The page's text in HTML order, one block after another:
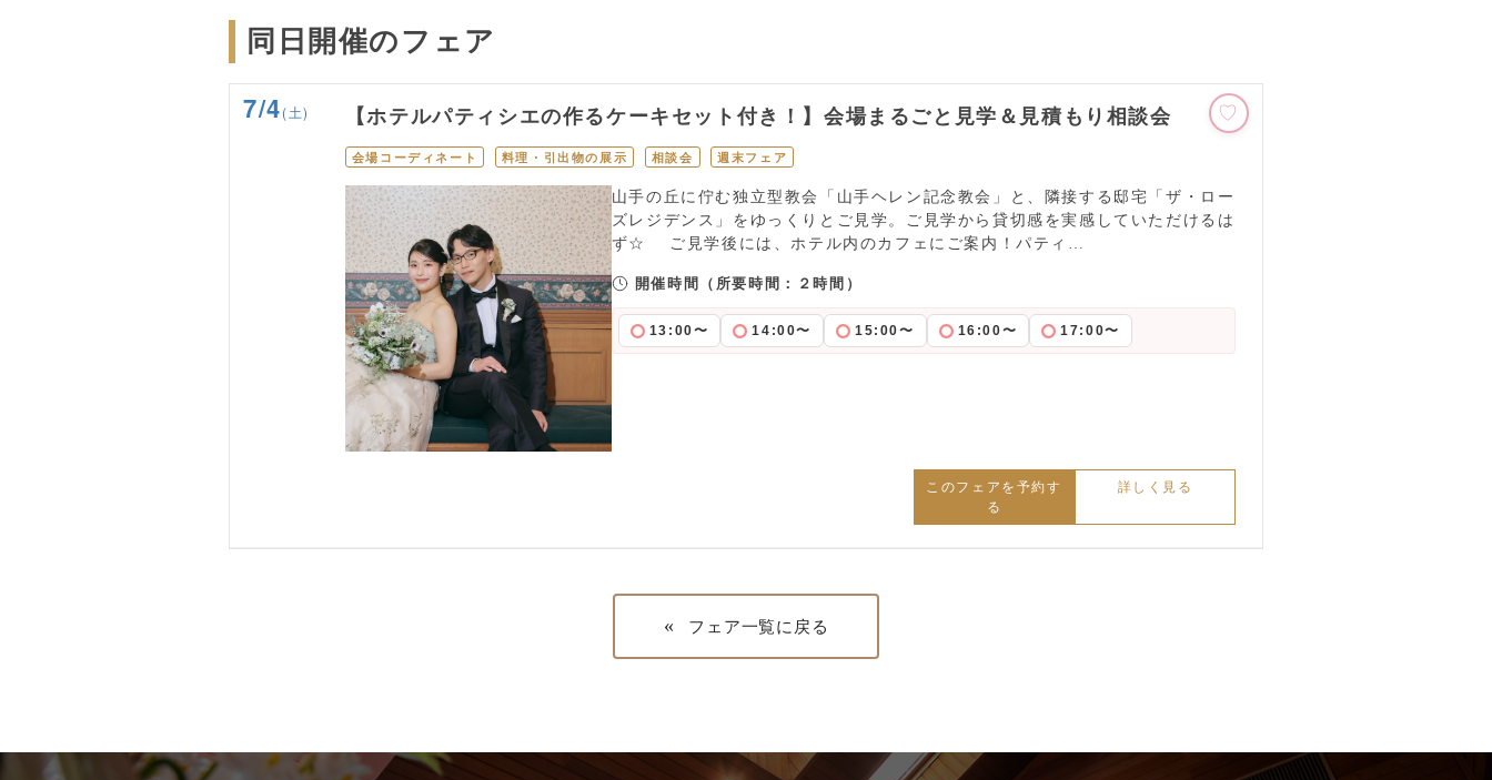
同日開催のフェア
7/4(土) 【ホテルパティシエの作るケーキセット付き！】会場まるごと見学＆見積もり相談会
会場コーディネート 料理・引出物の展示 相談会 週末フェア
山手の丘に佇む独立型教会「山手ヘレン記念教会」と、隣接する邸宅「ザ・ロー
ズレジデンス」をゆっくりとご見学。ご見学から貸切感を実感していただけるは
ず☆ ご見学後には、ホテル内のカフェにご案内！パティ…
開催時間 （所要時間：２時間）
13:00〜 14:00〜 15:00〜 16:00〜 17:00〜
このフェアを予約す
る
詳しく見る
« フェア一覧に戻る